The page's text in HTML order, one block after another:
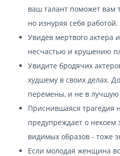
ваш талант поможет вам
но изнуряя себя работой.
Увидев мертвого актера
несчастью и крушению
Увидите бродячих
худшему в своих делах.
перемены, и не в лучшую
Приснившаяся трагедия
предупреждает о некоем
видимых образов - тоже
Если молодая женщина